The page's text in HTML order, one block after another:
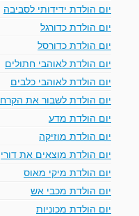
יום הולדת ידידותי לסביבה
יום הולדת כדורגל
יום הולדת כדורסל
יום הולדת לאוהבי חתולים
יום הולדת לאוהבי כלבים
יום הולדת לשבור את הקרח
יום הולדת מדע
יום הולדת מוזיקה
יום הולדת מוצאים את דורי
יום הולדת מיקי מאוס
יום הולדת מכבי אש
יום הולדת מכוניות